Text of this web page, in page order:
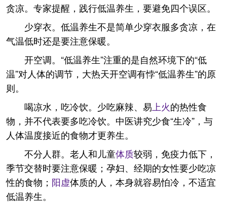
贪凉。专家提醒，践行低温养生，要避免四个误区。
少穿衣。低温养生不是简单少穿衣服多贪凉，在
气温低时还是要注意保暖。
开空调。“低温养生”注重的是自然环境下的“低
温”对人体的调节，大热天开空调有悖“低温养生”的原
则。
喝凉水，吃冷饮。少吃麻辣、易 上火的热性食
物，并不代表要多吃冷饮。中医讲究少食“生冷”，与
人体温度接近的食物才更养生。
不分人群。老人和儿童体质较弱，免疫力低下，
季节交替时要注意保暖；孕妇、经期的女性要少吃凉
性的食物； 阳虚体质的人，本身就容易怕冷，不适宜
低温养生。